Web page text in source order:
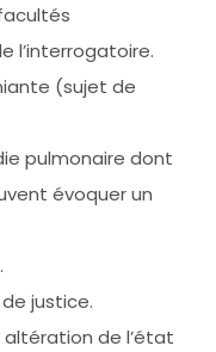
l’interrogatoire.
(sujet de
pulmonaire dont
évoquer un
justice.
de l’état